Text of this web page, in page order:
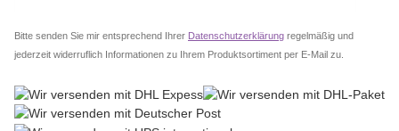
Bitte senden Sie mir entsprechend Ihrer Datenschutzerklärung regelmäßig und
jederzeit widerruflich Informationen zu Ihrem Produktsortiment per E-Mail zu.